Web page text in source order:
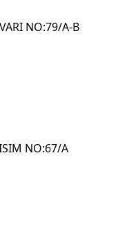
NO:79/A-B
NO:67/A